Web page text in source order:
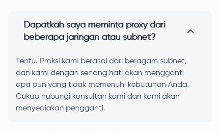
Dapatkah saya meminta proxy dari
beberapa jaringan atau subnet?
Tentu. Proksi kami berasal dari beragam subnet,
dan kami dengan senang hati akan mengganti
apa pun yang tidak memenuhi kebutuhan Anda.
Cukup hubungi konsultan kami dan kami akan
menyediakan pengganti.